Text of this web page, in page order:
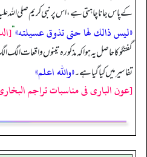
کے پاس جانا چاہتی ہے، اس پر نبی کریم صلی اللہ
«ليس ذالك لها حتى تذوق عسيلته»“
گفتگو کا حاصل یہ ہوا کہ مذکورہ تینوں واقعات
تفاسیر میں کیا گیا ہے۔«والله اعلم»
[عون الباری فی مناسبات تراجم